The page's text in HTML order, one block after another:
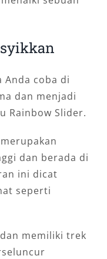
Anda coba di
dan menjadi
Rainbow Slider.
dan berada di
ini dicat
seperti
memiliki trek